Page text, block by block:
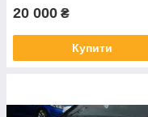
20 000 ₴
Купити